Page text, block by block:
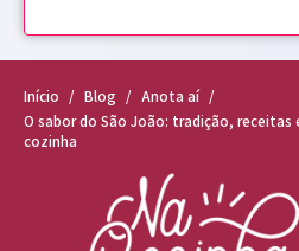
Início / Blog / Anota aí /
O sabor do São João: tradição, receitas
cozinha